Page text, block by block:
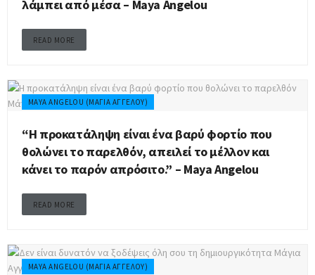
λάμπει από μέσα – Maya Angelou
READ MORE
MAYA ANGELOU (ΜΆΓΙΑ ΑΓΓΈΛΟΥ)
“H προκατάληψη είναι ένα βαρύ φορτίο που
θολώνει το παρελθόν, απειλεί το μέλλον και
κάνει το παρόν απρόσιτο.” – Maya Angelou
READ MORE
MAYA ANGELOU (ΜΆΓΙΑ ΑΓΓΈΛΟΥ)